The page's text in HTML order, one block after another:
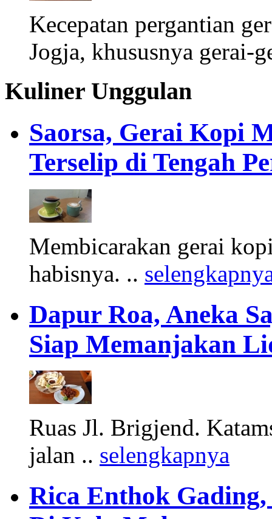
Kecepatan pergantian
Jogja, khususnya gerai-
Kuliner Unggulan
Saorsa, Gerai Kopi
Terselip di Tengah
Membicarakan gerai
habisnya. ..
Dapur Roa, Aneka
Siap Memanjakan
Ruas Jl. Brigjend.
jalan .. selengkapnya
Rica Enthok